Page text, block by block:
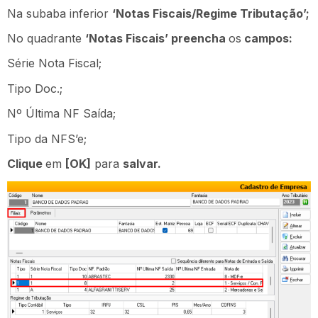
Na subaba inferior ‘Notas Fiscais/Regime Tributação’;
No quadrante ‘Notas Fiscais’ preencha os campos:
Série Nota Fiscal;
Tipo Doc.;
Nº Última NF Saída;
Tipo da NFS’e;
Clique em [OK] para salvar.